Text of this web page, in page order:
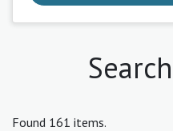
Found 161 items.